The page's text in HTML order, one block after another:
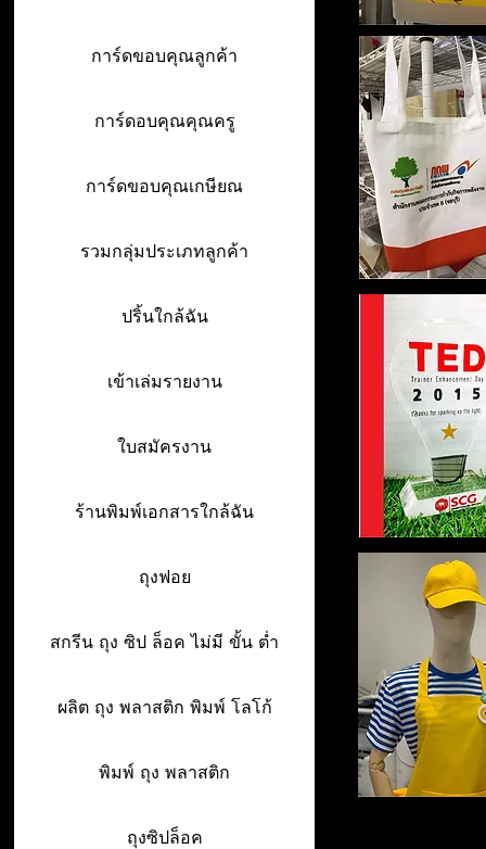
การ์ดขอบคุณลูกค้า
การ์ดอบคุณคุณครู
การ์ดขอบคุณเกษียณ
รวมกลุ่มประเภทลูกค้า
ปริ้นใกล้ฉัน
เข้าเล่มรายงาน
ใบสมัครงาน
ร้านพิมพ์เอกสารใกล้ฉัน
ถุงฟอย
สกรีน ถุง ซิป ล็อค ไม่มี ขั้น ต่ำ
ผลิต ถุง พลาสติก พิมพ์ โลโก้
พิมพ์ ถุง พลาสติก
ถุงซิปล็อค